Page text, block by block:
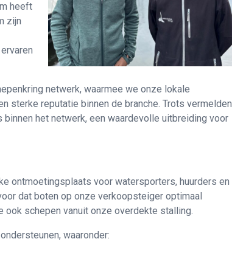
heeft
zijn
netwerk, waarmee we onze lokale
sterke reputatie binnen de branche. Trots vermelden
het netwerk, een waardevolle uitbreiding voor
ontmoetingsplaats voor watersporters, huurders en
dat boten op onze verkoopsteiger optimaal
schepen vanuit onze overdekte stalling.
waaronder: